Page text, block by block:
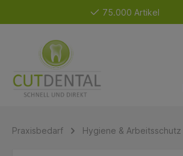
75.000 Artikel
Praxisbedarf Hygiene & Arbeitsschutz